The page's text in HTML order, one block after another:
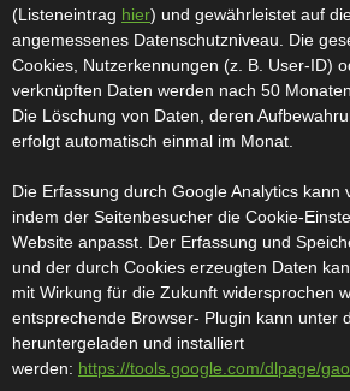
(Listeneintrag hier) und gewährleistet auf
angemessenes Datenschutzniveau. Die
Cookies, Nutzerkennungen (z. B. User-ID)
verknüpften Daten werden nach 50
Die Löschung von Daten, deren
erfolgt automatisch einmal im Monat.
Die Erfassung durch Google Analytics kann
indem der Seitenbesucher die Cookie-
Website anpasst. Der Erfassung und
und der durch Cookies erzeugten Daten
mit Wirkung für die Zukunft widersprochen
entsprechende Browser- Plugin kann unter
heruntergeladen und installiert
werden: https://tools.google.com/dlpage/